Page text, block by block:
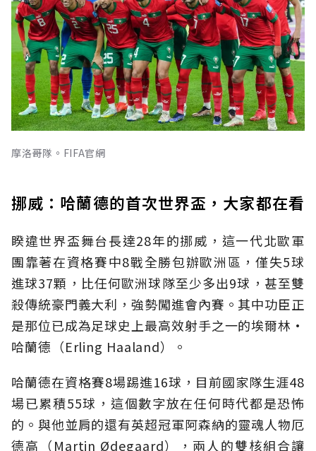
摩洛哥隊。FIFA官網
挪威：哈蘭德的首次世界盃，大家都在看
睽違世界盃舞台長達28年的挪威，這一代北歐軍
團靠著在資格賽中8戰全勝包辦歐洲區，僅失5球
進球37顆，比任何歐洲球隊至少多出9球，甚至雙
殺傳統豪門義大利，強勢闖進會內賽。其中功臣正
是那位已成為足球史上最高效射手之一的埃爾林·
哈蘭德（Erling Haaland）。
哈蘭德在資格賽8場踢進16球，目前國家隊生涯48
場已累積55球，這個數字放在任何時代都是恐怖
的。與他並肩的還有英超冠軍阿森納的靈魂人物厄
德高（Martin Ødegaard），兩人的雙核組合讓